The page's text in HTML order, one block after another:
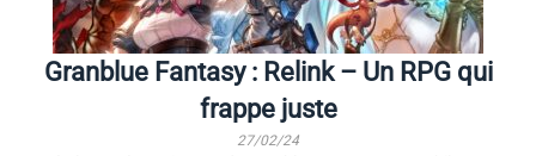
Granblue Fantasy : Relink – Un RPG qui
frappe juste
27/02/24